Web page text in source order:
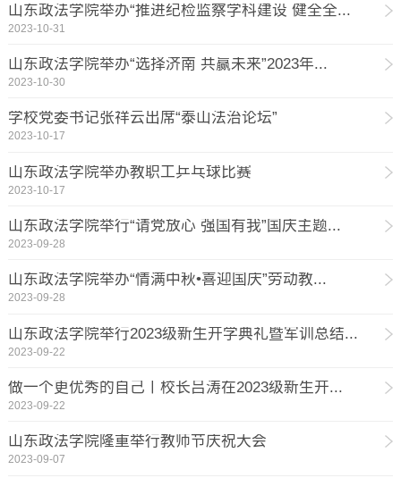
山东政法学院举办“推进纪检监察学科建设 健全全...
2023-10-31
山东政法学院举办“选择济南 共赢未来”​2023年...
2023-10-30
​学校党委书记张祥云出席“泰山法治论坛”
2023-10-17
山东政法学院举办教职工乒乓球比赛
2023-10-17
山东政法学院举行“请党放心 强国有我”国庆主题...
2023-09-28
山东政法学院举办“情满中秋•喜迎国庆”劳动教...
2023-09-28
山东政法学院举行2023级新生开学典礼暨军训总结...
2023-09-22
做一个更优秀的自己丨校长吕涛在​2023级新生开...
2023-09-22
山东政法学院隆重举行教师节庆祝大会
2023-09-07